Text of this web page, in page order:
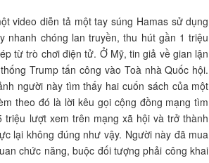
video diễn tả một tay súng Hamas sử dụng
nhanh chóng lan truyền, thu hút gần 1 triệu
từ trò chơi điện tử. Ở Mỹ, tin giả về gian lận
Trump tấn công vào Toà nhà Quốc hội.
người này tìm thấy hai cuốn sách của một
theo đó là lời kêu gọi cộng đồng mạng tìm
lượt xem trên mạng xã hội và trở thành
lại không đúng như vậy. Người này đã mua
chức năng, buộc đối tượng phải công khai